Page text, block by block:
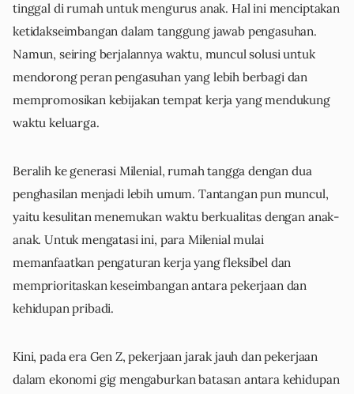
tinggal di rumah untuk mengurus anak. Hal ini menciptakan
ketidakseimbangan dalam tanggung jawab pengasuhan.
Namun, seiring berjalannya waktu, muncul solusi untuk
mendorong peran pengasuhan yang lebih berbagi dan
mempromosikan kebijakan tempat kerja yang mendukung
waktu keluarga.
Beralih ke generasi Milenial, rumah tangga dengan dua
penghasilan menjadi lebih umum. Tantangan pun muncul,
yaitu kesulitan menemukan waktu berkualitas dengan anak-
anak. Untuk mengatasi ini, para Milenial mulai
memanfaatkan pengaturan kerja yang fleksibel dan
memprioritaskan keseimbangan antara pekerjaan dan
kehidupan pribadi.
Kini, pada era Gen Z, pekerjaan jarak jauh dan pekerjaan
dalam ekonomi gig mengaburkan batasan antara kehidupan